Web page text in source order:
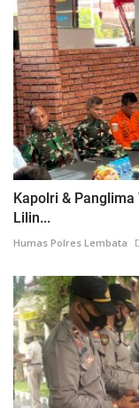
Kapolri &
Lilin...
Humas Polres Lembata